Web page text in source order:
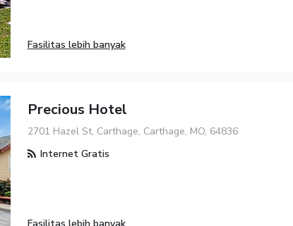
Fasilitas lebih banyak
Precious Hotel
2701 Hazel St, Carthage, Carthage, MO, 64836
Internet Gratis